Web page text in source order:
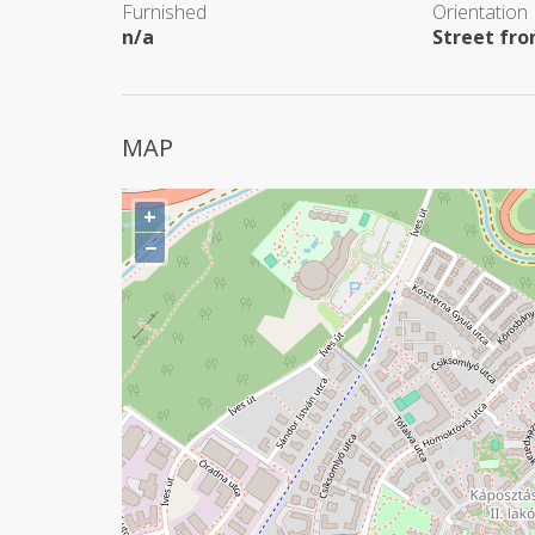
Furnished
n/a
Orientation
Street
MAP
+
−